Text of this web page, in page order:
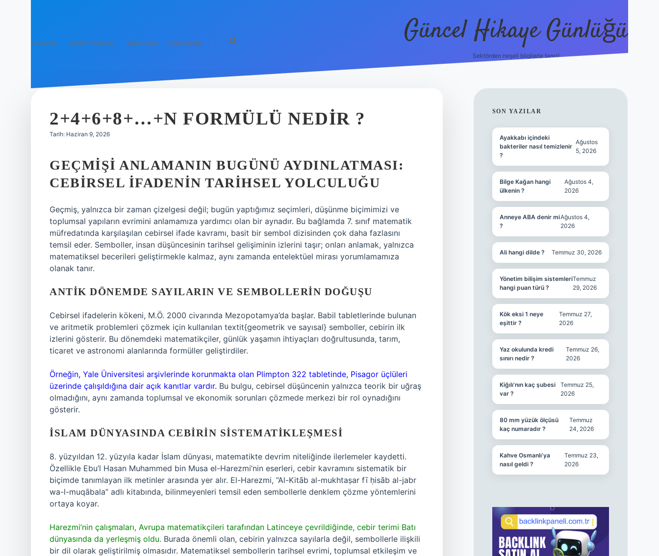
Anasayfa Gizlilik Politikası Yasal Uyarı Hakkımızda Güncel Hikaye Günlüğü
Sektörden neşeli bilgilerle tanış!
2+4+6+8+…+N FORMÜLÜ NEDIR ?
Tarih: Haziran 9, 2026
GEÇMIŞI ANLAMANIN BUGÜNÜ AYDINLATMASI:
CEBIRSEL İFADENIN TARIHSEL YOLCULUĞU
Geçmiş, yalnızca bir zaman çizelgesi değil; bugün yaptığımız seçimleri, düşünme biçimimizi ve
toplumsal yapıların evrimini anlamamıza yardımcı olan bir aynadır. Bu bağlamda 7. sınıf matematik
müfredatında karşılaşılan cebirsel ifade kavramı, basit bir sembol dizisinden çok daha fazlasını
temsil eder. Semboller, insan düşüncesinin tarihsel gelişiminin izlerini taşır; onları anlamak, yalnızca
matematiksel becerileri geliştirmekle kalmaz, aynı zamanda entelektüel mirası yorumlamamıza
olanak tanır.
ANTIK DÖNEMDE SAYILARIN VE SEMBOLLERIN DOĞUŞU
Cebirsel ifadelerin kökeni, M.Ö. 2000 civarında Mezopotamya’da başlar. Babil tabletlerinde bulunan
ve aritmetik problemleri çözmek için kullanılan textit{geometrik ve sayısal} semboller, cebirin ilk
izlerini gösterir. Bu dönemdeki matematikçiler, günlük yaşamın ihtiyaçları doğrultusunda, tarım,
ticaret ve astronomi alanlarında formüller geliştirdiler.
Örneğin, Yale Üniversitesi arşivlerinde korunmakta olan Plimpton 322 tabletinde, Pisagor üçlüleri
üzerinde çalışıldığına dair açık kanıtlar vardır. Bu bulgu, cebirsel düşüncenin yalnızca teorik bir uğraş
olmadığını, aynı zamanda toplumsal ve ekonomik sorunları çözmede merkezi bir rol oynadığını
gösterir.
İSLAM DÜNYASINDA CEBIRIN SISTEMATIKLEŞMESI
8. yüzyıldan 12. yüzyıla kadar İslam dünyası, matematikte devrim niteliğinde ilerlemeler kaydetti.
Özellikle Ebu’l Hasan Muhammed bin Musa el-Harezmi’nin eserleri, cebir kavramını sistematik bir
biçimde tanımlayan ilk metinler arasında yer alır. El-Harezmi, “Al-Kitāb al-mukhtaṣar fī ḥisāb al-jabr
wa-l-muqābala” adlı kitabında, bilinmeyenleri temsil eden sembollerle denklem çözme yöntemlerini
ortaya koyar.
Harezmi’nin çalışmaları, Avrupa matematikçileri tarafından Latinceye çevrildiğinde, cebir terimi Batı
dünyasında da yerleşmiş oldu. Burada önemli olan, cebirin yalnızca sayılarla değil, sembollerle ilişkili
bir dil olarak geliştirilmiş olmasıdır. Matematiksel sembollerin tarihsel evrimi, toplumsal etkileşim ve
SIDEBAR
SON YAZILAR
Ayakkabı içindeki
bakteriler nasıl temizlenir
?
Ağustos
5, 2026
Bilge Kağan hangi
ülkenin ?
Ağustos 4,
2026
Anneye ABA denir mi
?
Ağustos 4,
2026
Ali hangi dilde ? Temmuz 30, 2026
Yönetim bilişim sistemleri
hangi puan türü ?
Temmuz
29, 2026
Kök eksi 1 neye
eşittir ?
Temmuz 27,
2026
Yaz okulunda kredi
sınırı nedir ?
Temmuz 26,
2026
Kiğılı’nın kaç şubesi
var ?
Temmuz 25,
2026
80 mm yüzük ölçüsü
kaç numaradır ?
Temmuz
24, 2026
Kahve Osmanlı’ya
nasıl geldi ?
Temmuz 23,
2026
https://